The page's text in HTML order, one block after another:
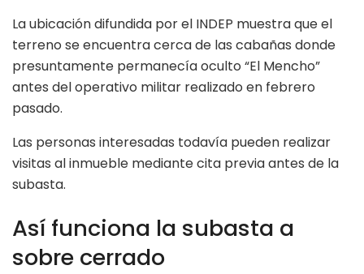
La ubicación difundida por el INDEP muestra que el
terreno se encuentra cerca de las cabañas donde
presuntamente permanecía oculto “El Mencho”
antes del operativo militar realizado en febrero
pasado.
Las personas interesadas todavía pueden realizar
visitas al inmueble mediante cita previa antes de la
subasta.
Así funciona la subasta a
sobre cerrado